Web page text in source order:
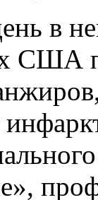
в
США